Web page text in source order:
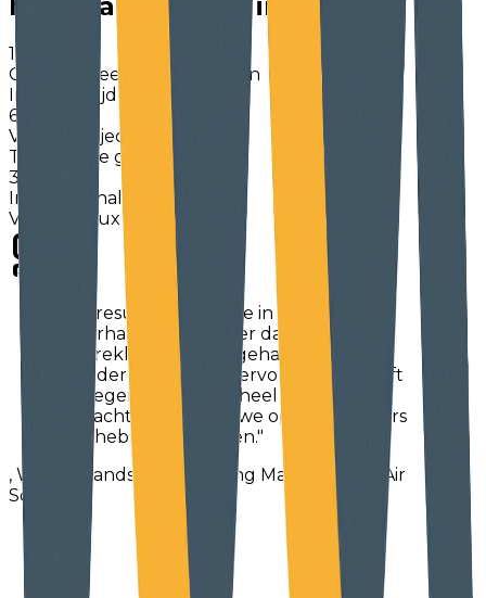
100+
Gekwalificeerde gesprekken
In 1,5 jaar tijd
66%
Vervolgtraject
Tweederde gaat verder
3+
Internationale regio's
Van Benelux naar Europa
"Het resultaat is dat we in ongeveer
anderhalf jaar tijd meer dan honderd
gesprekken hebben gehad, waarvan
tweederde ook een vervolgtraject heeft
gekregen en we een heel mooi aantal
opdrachtgevers, nieuwe opdrachtgevers
erbij hebben gekregen."
, Wietse Bandstra, Marketing Manager JOA Air
Solutions